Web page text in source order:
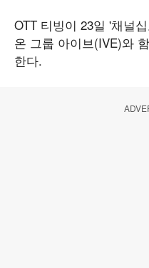
OTT 티빙이 23일 '채널
온 그룹 아이브(IVE)와
한다.